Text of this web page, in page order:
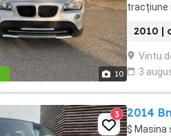
10
tracțiune
2010 |
Vintu
3
3 2014
$ Masina